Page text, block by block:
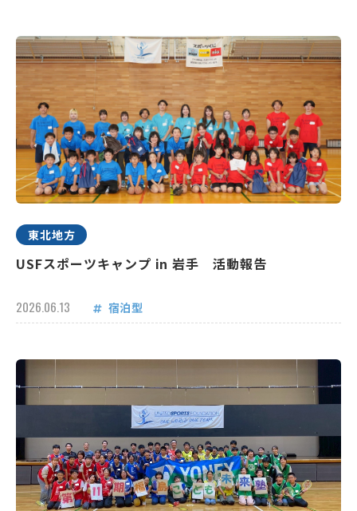
東北地方
USFスポーツキャンプ in 岩手 活動報告
2026.06.13 宿泊型